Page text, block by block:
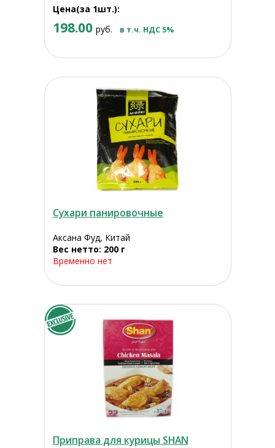
Цена(за 1шт.):
198.00 руб. в т.ч. НДС 5%
Сухари панировочные
Аксана Фуд, Китай
Вес нетто: 200 г
Временно нет
Приправа для курицы SHAN